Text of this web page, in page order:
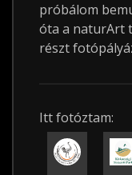
próbálom
óta a naturArt
részt
Itt fotóztam: